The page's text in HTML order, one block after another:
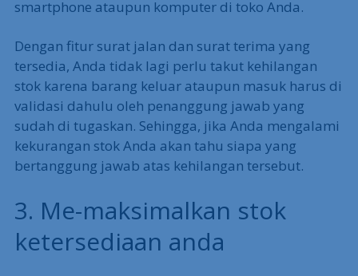
smartphone ataupun komputer di toko Anda.
Dengan fitur surat jalan dan surat terima yang
tersedia, Anda tidak lagi perlu takut kehilangan
stok karena barang keluar ataupun masuk harus di
validasi dahulu oleh penanggung jawab yang
sudah di tugaskan. Sehingga, jika Anda mengalami
kekurangan stok Anda akan tahu siapa yang
bertanggung jawab atas kehilangan tersebut.
3. Me-maksimalkan stok
ketersediaan anda